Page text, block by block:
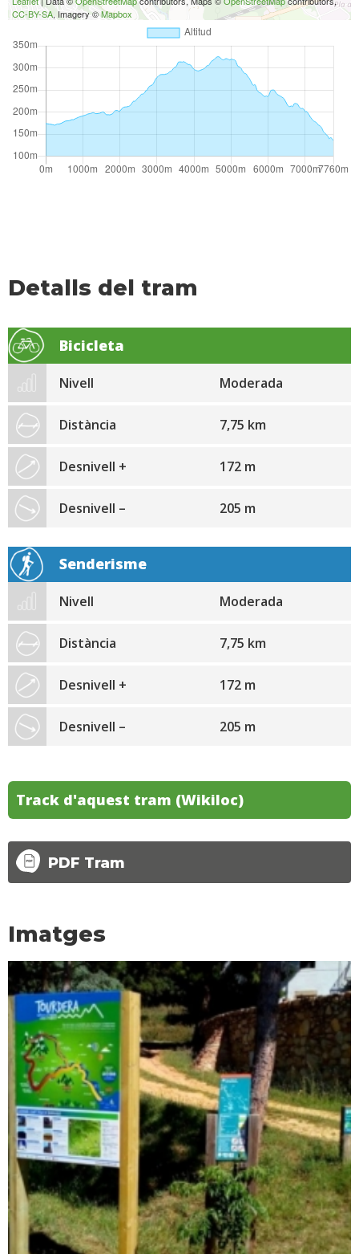
CC-BY-SA, Imagery ©Mapbox
Detalls del tram
Bicicleta
Nivell Moderada
Distància 7,75 km
Desnivell + 172 m
Desnivell – 205 m
Senderisme
Nivell Moderada
Distància 7,75 km
Desnivell + 172 m
Desnivell – 205 m
Track d'aquest tram (Wikiloc)
PDF Tram
Imatges